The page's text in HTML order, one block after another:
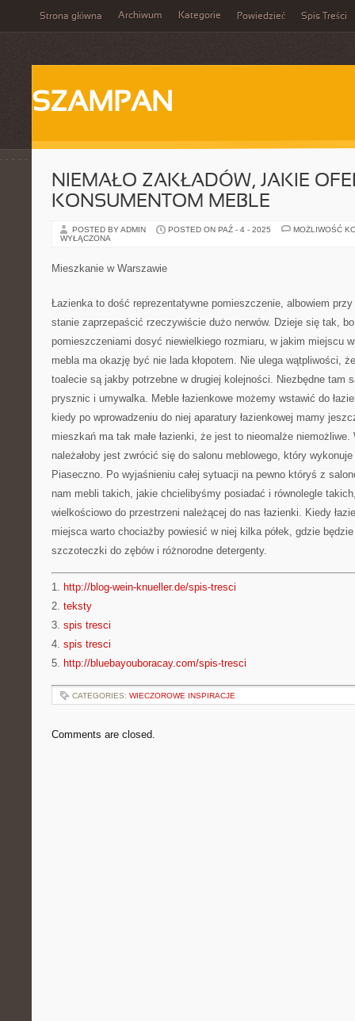
Strona główna Archiwum Kategorie Powiedzieć Spis Treści
SZAMPAN
NIEMAŁO ZAKŁADÓW, JAKIE
KONSUMENTOM MEBLE
POSTED BY ADMIN POSTED ON PAŹ - 4 - 2025
MOŻLIWOŚĆ
WYŁĄCZONA
Mieszkanie w Warszawie
Łazienka to dość reprezentatywne pomieszczenie, albowiem
stanie zaprzepaścić rzeczywiście dużo nerwów. Dzieje się tak,
pomieszczeniami dosyć niewielkiego rozmiaru, w jakim miejscu
mebla ma okazję być nie lada kłopotem. Nie ulega wątpliwości,
toalecie są jakby potrzebne w drugiej kolejności. Niezbędne tam
prysznic i umywalka. Meble łazienkowe możemy wstawić do
kiedy po wprowadzeniu do niej aparatury łazienkowej mamy
mieszkań ma tak małe łazienki, że jest to nieomalże
należałoby jest zwrócić się do salonu meblowego, który
Piaseczno. Po wyjaśnieniu całej sytuacji na pewno któryś z
nam mebli takich, jakie chcielibyśmy posiadać i równolegle
wielkościowo do przestrzeni należącej do nas łazienki. Kiedy
miejsca warto chociażby powiesić w niej kilka półek, gdzie
szczoteczki do zębów i różnorodne detergenty.
1. http://blog-wein-knueller.de/spis-tresci
2. teksty
3. spis tresci
4. spis tresci
5. http://bluebayouboracay.com/spis-tresci
CATEGORIES: WIECZOROWE INSPIRACJE
Comments are closed.